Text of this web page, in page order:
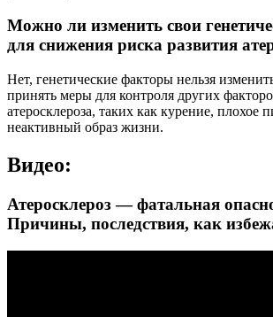
Можно ли изменить свои
для снижения риска развития
Нет, генетические факторы нельзя
принять меры для контроля других
атеросклероза, таких как курение, плохое
неактивный образ жизни.
Видео:
Атеросклероз — фатальная
Причины, последствия, как